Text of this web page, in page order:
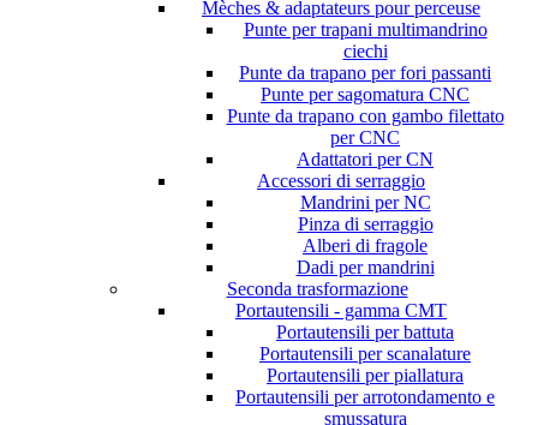
Mèches & adaptateurs pour perceuse
Punte per trapani multimandrino
ciechi
Punte da trapano per fori passanti
Punte per sagomatura CNC
Punte da trapano con gambo filettato
per CNC
Adattatori per CN
Accessori di serraggio
Mandrini per NC
Pinza di serraggio
Alberi di fragole
Dadi per mandrini
Seconda trasformazione
Portautensili - gamma CMT
Portautensili per battuta
Portautensili per scanalature
Portautensili per piallatura
Portautensili per arrotondamento e
smussatura